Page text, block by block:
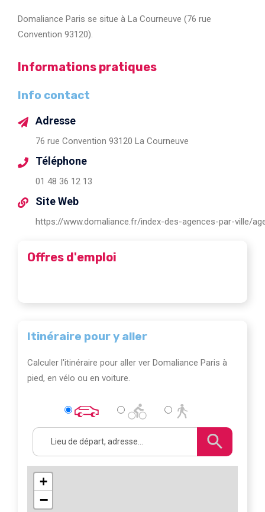
Domaliance Paris se situe à La Courneuve (76 rue
Convention 93120).
Informations pratiques
Info contact
Adresse
76 rue Convention 93120 La Courneuve
Téléphone
01 48 36 12 13
Site Web
https://www.domaliance.fr/index-des-agences-par-ville/
Offres d'emploi
Itinéraire pour y aller
Calculer l'itinéraire pour aller ver Domaliance Paris à
pied, en vélo ou en voiture.
+
−